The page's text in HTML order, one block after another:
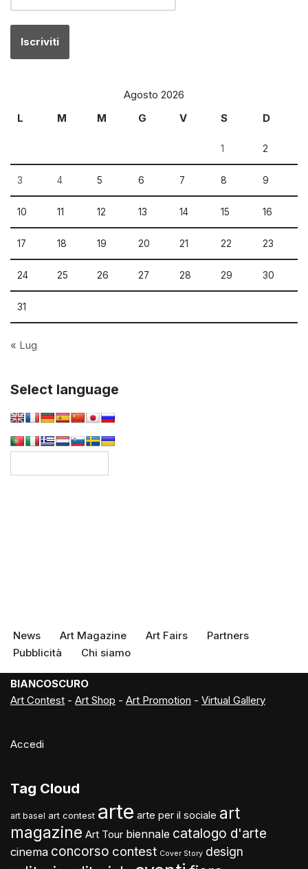
Agosto 2026
L
M M G V S D
1 2
3 4 5 6 7 8 9
10 11 12 13 14 15 16
17 18 19 20 21 22 23
24 25 26 27 28 29 30
31
« Lug
Select language
News Art Magazine Art Fairs
Partners
Pubblicità
Chi siamo
BIANCOSCURO
Art Contest - Art Shop - Art Promotion - Virtual Gallery
Accedi
Tag Cloud
art basel art contest arte arte per il sociale art
magazine Art Tour biennale catalogo d'arte
cinema concorso contest Cover Story design